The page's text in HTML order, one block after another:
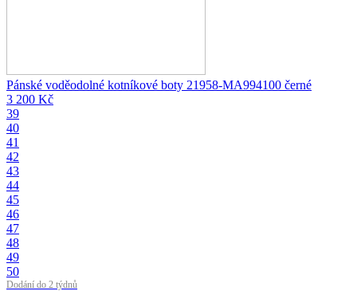
Pánské voděodolné kotníkové boty 21958-MA994100 černé
3 200 Kč
39
40
41
42
43
44
45
46
47
48
49
50
Dodání do 2 týdnů